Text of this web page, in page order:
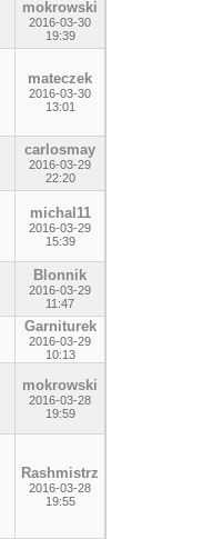
mokrowski
2016-03-30
19:39
mateczek
2016-03-30
13:01
carlosmay
2016-03-29
22:20
michal11
2016-03-29
15:39
Blonnik
2016-03-29
11:47
Garniturek
2016-03-29
10:13
mokrowski
2016-03-28
19:59
Rashmistrz
2016-03-28
19:55